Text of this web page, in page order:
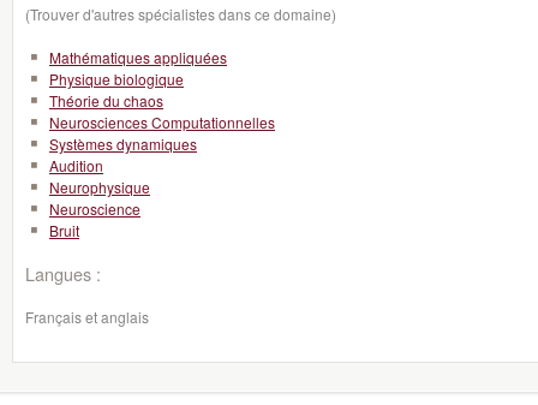
(Trouver d'autres spécialistes dans ce domaine)
Mathématiques appliquées
Physique biologique
Théorie du chaos
Neurosciences Computationnelles
Systèmes dynamiques
Audition
Neurophysique
Neuroscience
Bruit
Langues :
Français et anglais